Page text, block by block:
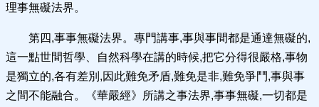
理事無礙法界。
第四,事事無礙法界。專門講事,事與事間都是通達無礙的,
這一點世間哲學、自然科學在講的時候,把它分得很嚴格,事物
是獨立的,各有差別,因此難免矛盾,難免是非,難免爭鬥,事與事
之間不能融合。《華嚴經》所講之事法界,事事無礙,一切都是